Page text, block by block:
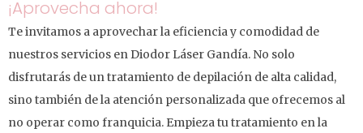
¡Aprovecha ahora!
Te invitamos a aprovechar la eficiencia y comodidad de
nuestros servicios en Diodor Láser Gandía. No solo
disfrutarás de un tratamiento de depilación de alta calidad,
sino también de la atención personalizada que ofrecemos al
no operar como franquicia. Empieza tu tratamiento en la